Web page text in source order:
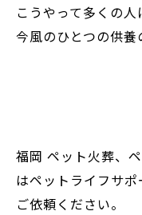
こうやって多くの人
今風のひとつの供養
福岡 ペット火葬、
はペットライフサポ
ご依頼ください。